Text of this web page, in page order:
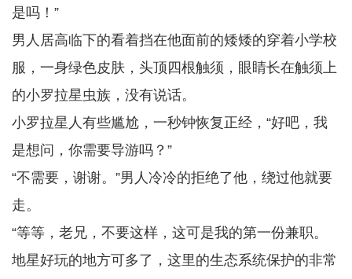
是吗！”
男人居高临下的看着挡在他面前的矮矮的穿着小学校
服，一身绿色皮肤，头顶四根触须，眼睛长在触须上
的小罗拉星虫族，没有说话。
小罗拉星人有些尴尬，一秒钟恢复正经，“好吧，我
是想问，你需要导游吗？”
“不需要，谢谢。”男人冷冷的拒绝了他，绕过他就要
走。
“等等，老兄，不要这样，这可是我的第一份兼职。
地星好玩的地方可多了，这里的生态系统保护的非常